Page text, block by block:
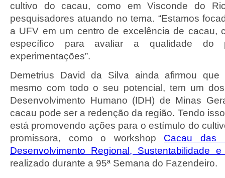
cultivo do cacau, como em Visconde do
pesquisadores atuando no tema. “Estamos
a UFV em um centro de excelência de cacau,
específico para avaliar a qualidade do
experimentações”.
Demetrius David da Silva ainda afirmou
mesmo com todo o seu potencial, tem um
Desenvolvimento Humano (IDH) de Minas
cacau pode ser a redenção da região. Tendo
está promovendo ações para o estímulo do
promissora, como o workshop Cacau das
Desenvolvimento Regional, Sustentabilidade
realizado durante a 95ª Semana do Fazendeiro.